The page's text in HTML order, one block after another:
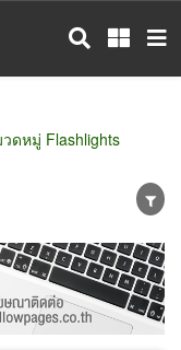
ดหมู่ Flashlights
ตัวแทนจัดจำหน่าย